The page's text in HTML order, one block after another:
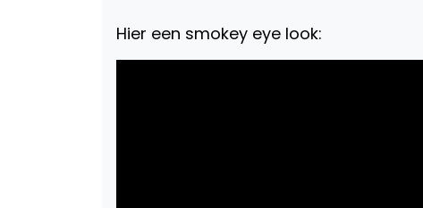
Hier een smokey eye look: